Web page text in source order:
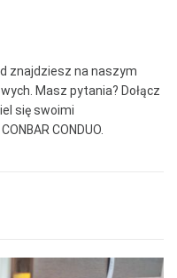
znajdziesz na naszym
Masz pytania? Dołącz
się swoimi
CONDUO.